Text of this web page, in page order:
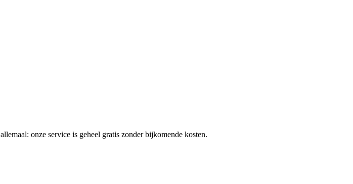
onze service is geheel gratis zonder bijkomende kosten.